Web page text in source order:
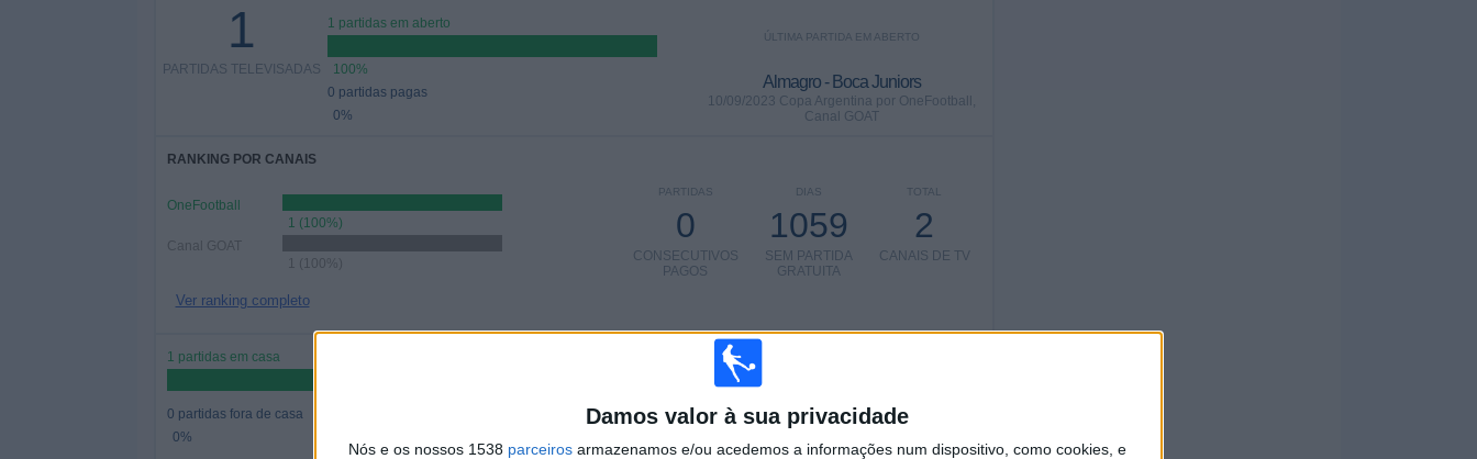
Damos valor à sua privacidade
Nós e os nossos 1538 parceiros armazenamos e/ou acedemos a informações num dispositivo, como cookies, e
1
PARTIDAS TELEVISADAS
1 partidas em aberto
100%
0 partidas pagas
0%
ÚLTIMA PARTIDA EM ABERTO
Almagro - Boca Juniors
10/09/2023 Copa Argentina por OneFootball,
Canal GOAT
RANKING POR CANAIS
OneFootball
1 (100%)
Canal GOAT
1 (100%)
Ver ranking completo
TOTAL
2
CANAIS DE TV
DIAS
1059
SEM PARTIDA
GRATUITA
PARTIDAS
0
CONSECUTIVOS
PAGOS
1 partidas em casa
0 partidas fora de casa
0%
1
Juniors
TOTAL
1